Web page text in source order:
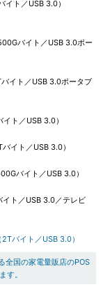
ト／USB 3.0）
バイト／USB 3.0ポー
イト／USB 3.0ポータブ
ト／USB 3.0）
イト／USB 3.0）
バイト／USB 3.0）
イト／USB 3.0／テレビ
バイト／USB 3.0）
全国の家電量販店のPOS
す。